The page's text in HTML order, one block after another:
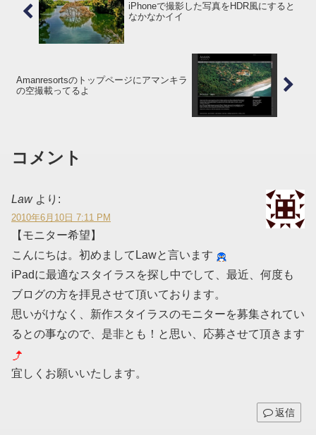
iPhoneで撮影した写真をHDR風にすると
なかなかイイ
Amanresortsのトップページにアマンキラ
の空撮載ってるよ
コメント
Law より:
2010年6月10日 7:11 PM
【モニター希望】
こんにちは。初めましてLawと言います
iPadに最適なスタイラスを探し中でして、最近、何度も
ブログの方を拝見させて頂いております。
思いがけなく、新作スタイラスのモニターを募集されてい
るとの事なので、是非とも！と思い、応募させて頂きます
宜しくお願いいたします。
返信